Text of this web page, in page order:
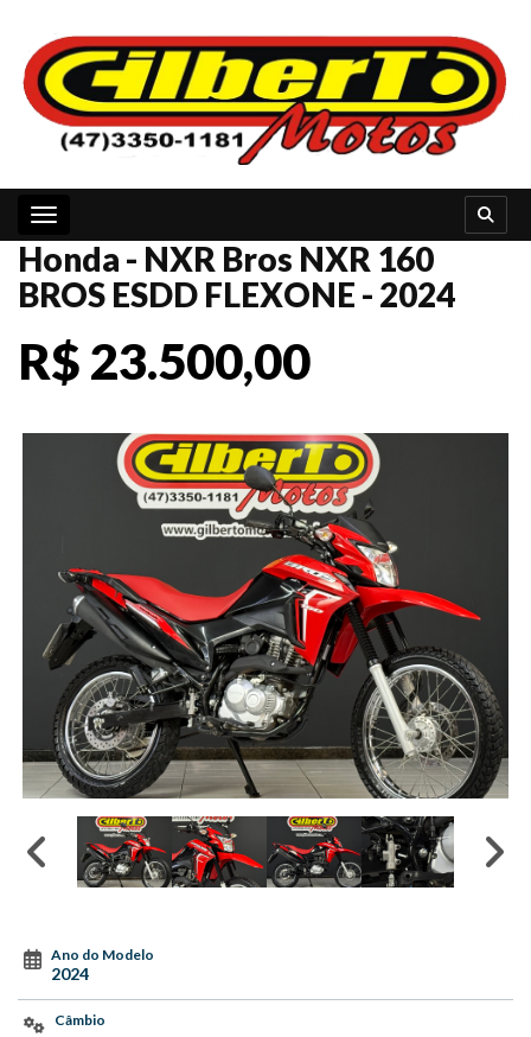
Toggle navigation
Honda - NXR Bros NXR 160
BROS ESDD FLEXONE - 2024
R$ 23.500,00
Ano do Modelo
2024
Câmbio